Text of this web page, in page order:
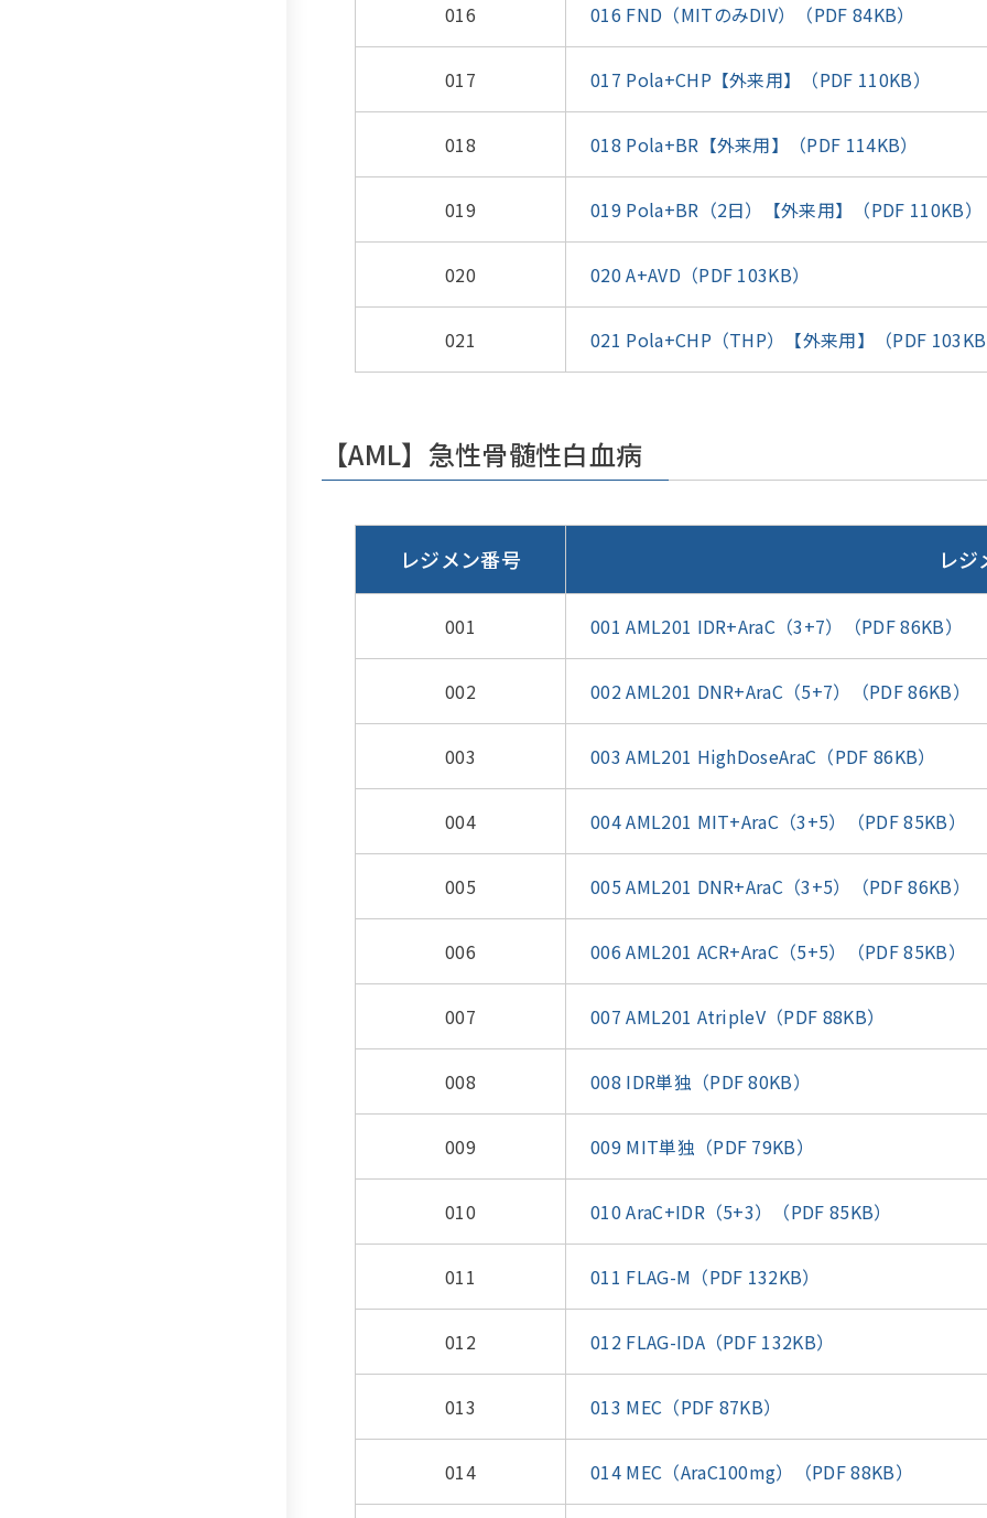
016 016 FND（MITのみDIV）（PDF 84KB）
017 017 Pola+CHP【外来用】（PDF 110KB）
018 018 Pola+BR【外来用】（PDF 114KB）
019 019 Pola+BR（2日）【外来用】（PDF 110KB）
020 020 A+AVD（PDF 103KB）
021 021 Pola+CHP（THP）【外来用】（PDF
【AML】急性骨髄性白血病
レジメン番号 レジ
001 001 AML201 IDR+AraC（3+7）（PDF 86KB）
002 002 AML201 DNR+AraC（5+7）（PDF 86KB）
003 003 AML201 HighDoseAraC（PDF 86KB）
004 004 AML201 MIT+AraC（3+5）（PDF 85KB）
005 005 AML201 DNR+AraC（3+5）（PDF 86KB）
006 006 AML201 ACR+AraC（5+5）（PDF 85KB）
007 007 AML201 AtripleV（PDF 88KB）
008 008 IDR単独（PDF 80KB）
009 009 MIT単独（PDF 79KB）
010 010 AraC+IDR（5+3）（PDF 85KB）
011 011 FLAG-M（PDF 132KB）
012 012 FLAG-IDA（PDF 132KB）
013 013 MEC（PDF 87KB）
014 014 MEC（AraC100mg）（PDF 88KB）